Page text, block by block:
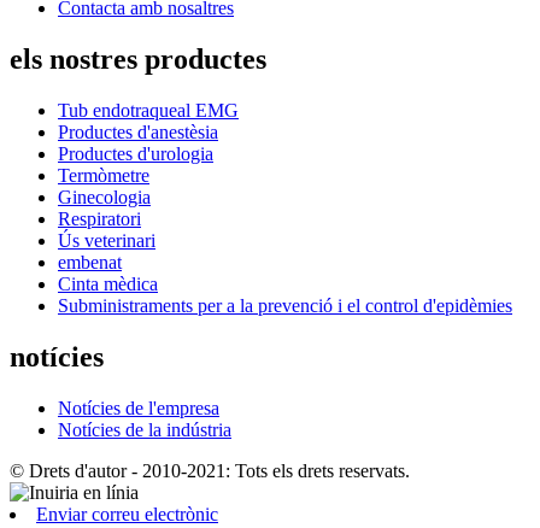
Contacta amb nosaltres
els nostres productes
Tub endotraqueal EMG
Productes d'anestèsia
Productes d'urologia
Termòmetre
Ginecologia
Respiratori
Ús veterinari
embenat
Cinta mèdica
Subministraments per a la prevenció i el control d'epidèmies
notícies
Notícies de l'empresa
Notícies de la indústria
© Drets d'autor - 2010-2021: Tots els drets reservats.
Enviar correu electrònic